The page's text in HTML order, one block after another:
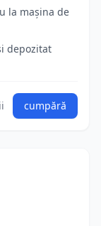
la mașina de
depozitat
cumpără